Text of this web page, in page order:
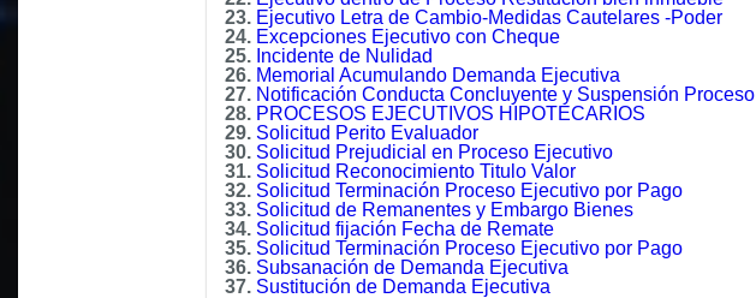
23. Ejecutivo Letra de Cambio-Medidas Cautelares -Poder
24. Excepciones Ejecutivo con Cheque
25. Incidente de Nulidad
26. Memorial Acumulando Demanda Ejecutiva
27. Notificación Conducta Concluyente y Suspensión Proceso
28. PROCESOS EJECUTIVOS HIPOTECARIOS
29. Solicitud Perito Evaluador
30. Solicitud Prejudicial en Proceso Ejecutivo
31. Solicitud Reconocimiento Titulo Valor
32. Solicitud Terminación Proceso Ejecutivo por Pago
33. Solicitud de Remanentes y Embargo Bienes
34. Solicitud fijación Fecha de Remate
35. Solicitud Terminación Proceso Ejecutivo por Pago
36. Subsanación de Demanda Ejecutiva
37. Sustitución de Demanda Ejecutiva